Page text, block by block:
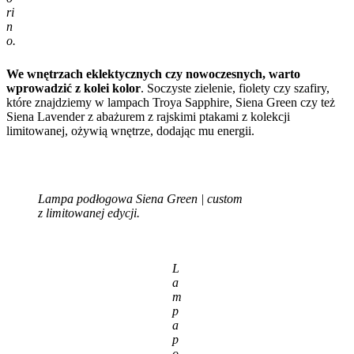
ri
n
o.
We wnętrzach eklektycznych czy nowoczesnych, warto
wprowadzić z kolei kolor. Soczyste zielenie, fiolety czy szafiry,
które znajdziemy w lampach Troya Sapphire, Siena Green czy też
Siena Lavender z abażurem z rajskimi ptakami z kolekcji
limitowanej, ożywią wnętrze, dodając mu energii.
Lampa podłogowa Siena Green | custom
z limitowanej edycji.
L
a
m
p
a
p